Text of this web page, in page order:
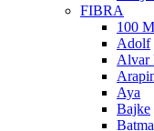
FIBRA
100
Adolf
Alvar
Aya
Bajke